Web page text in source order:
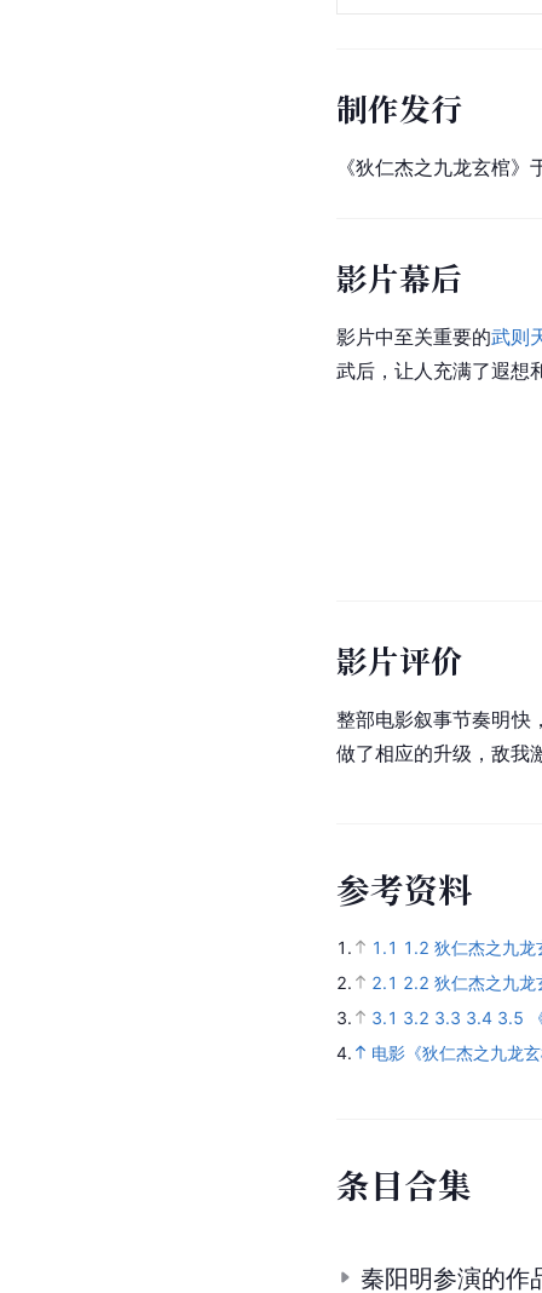
制作发行
《狄仁杰之九龙玄棺
影片幕后
影片中至关重要的武则
武后，让人充满了遐想
影片评价
整部电影叙事节奏明快
做了相应的升级，敌我
参考资料
1. 1.1 1.2 狄仁杰之九龙
2.
2.1 2.2 狄仁杰之九龙
3.
3.1 3.2 3.3 3.4 3.5
4.
电影《狄仁杰之九龙
条目合集
秦阳明参演的作